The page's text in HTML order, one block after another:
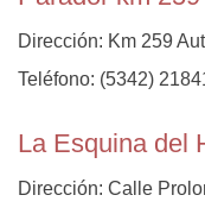
Dirección: Km 259
Teléfono: (5342)
La Esquina del
Dirección: Calle